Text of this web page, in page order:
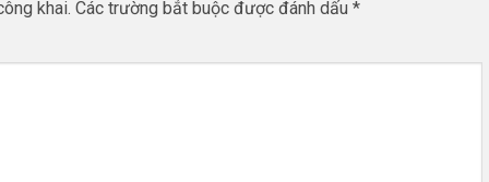
khai. Các trường bắt buộc được đánh dấu *